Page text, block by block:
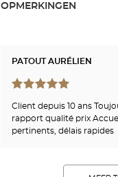
OPMERKINGEN
PATOUT AURÉLIEN
Client depuis 10 ans
rapport qualité prix
pertinents, délais rapides